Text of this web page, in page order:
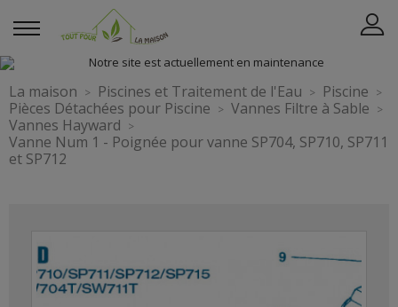
La maison Piscines et Traitement de l'Eau
Piscine
Pièces Détachées pour Piscine
Vannes Filtre à Sable
Vannes Hayward
Vanne Num 1 - Poignée pour vanne SP704, SP710, SP711
et SP712